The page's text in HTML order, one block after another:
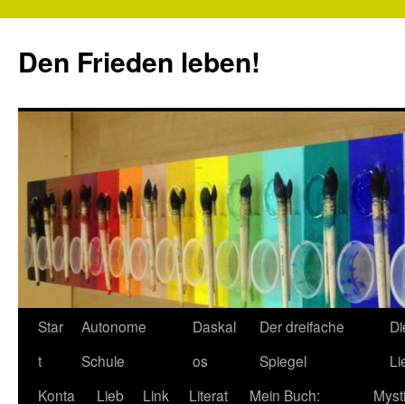
springen
Den Frieden leben!
Star
t
Autonome
Schule
Daskal
os
Der dreifache
Spiegel
Konta
Lieb
Link
Literat
Mein Buch: